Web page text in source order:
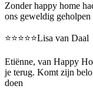
Zonder happy home
ons geweldig geholpen
⭐️⭐️⭐️⭐️⭐️Lisa van Daal
Etiënne, van Happy
je terug. Komt zijn
doen